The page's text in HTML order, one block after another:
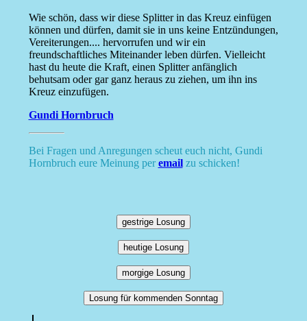
Wie schön, dass wir diese Splitter in das Kreuz einfügen
können und dürfen, damit sie in uns keine Entzündungen,
Vereiterungen.... hervorrufen und wir ein
freundschaftliches Miteinander leben dürfen. Vielleicht
hast du heute die Kraft, einen Splitter anfänglich
behutsam oder gar ganz heraus zu ziehen, um ihn ins
Kreuz einzufügen.
Gundi Hornbruch
Bei Fragen und Anregungen scheut euch nicht, Gundi
Hornbruch eure Meinung peremailzu schicken!
gestrige Losung
heutige Losung
morgige Losung
Losung für kommenden Sonntag